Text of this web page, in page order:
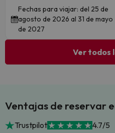
Fechas para viajar: del 25 de
agosto de 2026 al 31 de mayo
de 2027
Ver todos
Ventajas de reservar
Trustpilot 4.7/5